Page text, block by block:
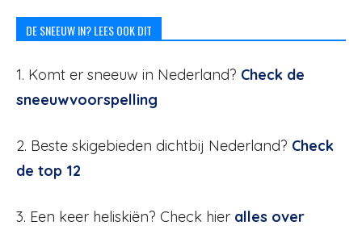
DE SNEEUW IN? LEES OOK DIT
1. Komt er sneeuw in Nederland? Check de
sneeuwvoorspelling
2. Beste skigebieden dichtbij Nederland? Check
de top 12
3. Een keer heliskiën? Check hier alles over